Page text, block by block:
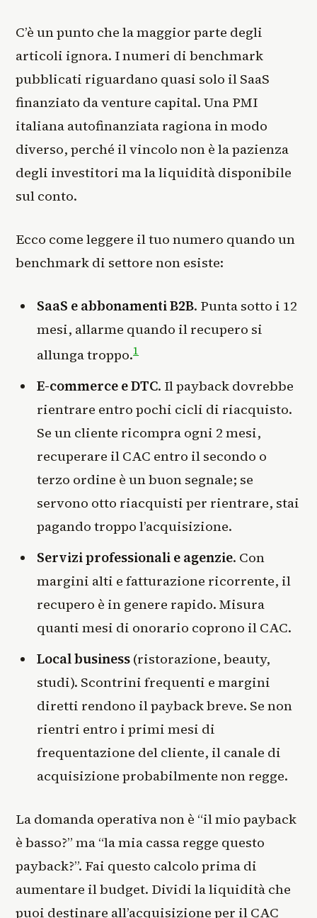
C’è un punto che la maggior parte degli
articoli ignora. I numeri di benchmark
pubblicati riguardano quasi solo il SaaS
finanziato da venture capital. Una PMI
italiana autofinanziata ragiona in modo
diverso, perché il vincolo non è la pazienza
degli investitori ma la liquidità disponibile
sul conto.
Ecco come leggere il tuo numero quando un
benchmark di settore non esiste:
SaaS e abbonamenti B2B. Punta sotto i 12
mesi, allarme quando il recupero si
allunga troppo.1
E-commerce e DTC. Il payback dovrebbe
rientrare entro pochi cicli di riacquisto.
Se un cliente ricompra ogni 2 mesi,
recuperare il CAC entro il secondo o
terzo ordine è un buon segnale; se
servono otto riacquisti per rientrare, stai
pagando troppo l’acquisizione.
Servizi professionali e agenzie. Con
margini alti e fatturazione ricorrente, il
recupero è in genere rapido. Misura
quanti mesi di onorario coprono il CAC.
Local business (ristorazione, beauty,
studi). Scontrini frequenti e margini
diretti rendono il payback breve. Se non
rientri entro i primi mesi di
frequentazione del cliente, il canale di
acquisizione probabilmente non regge.
La domanda operativa non è “il mio payback
è basso?” ma “la mia cassa regge questo
payback?”. Fai questo calcolo prima di
aumentare il budget. Dividi la liquidità che
puoi destinare all’acquisizione per il CAC